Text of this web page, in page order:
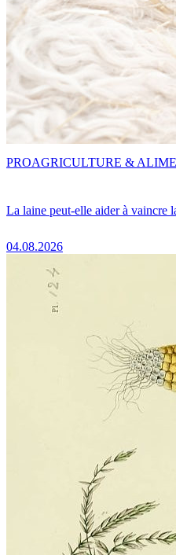
La laine peut-elle aider à vaincre
04.08.2026
PROAGRICULTURE &